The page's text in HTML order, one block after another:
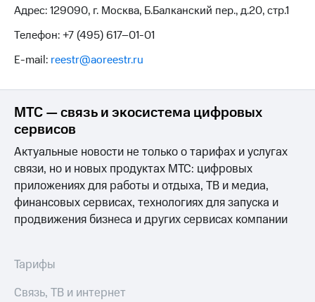
Адрес: 129090, г. Москва, Б.Балканский пер., д.20, стр.1
Телефон:+7 (495) 617–01-01
E-mail: reestr@aoreestr.ru
МТС — связь и экосистема цифровых
сервисов
Актуальные новости не только о тарифах и услугах
связи, но и новых продуктах МТС: цифровых
приложениях для работы и отдыха, ТВ и медиа,
финансовых сервисах, технологиях для запуска и
продвижения бизнеса и других сервисах компании
Тарифы
Связь, ТВ и интернет